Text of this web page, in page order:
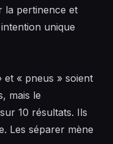
la pertinence et
unique
et « pneus » soient
mais le
10 résultats. Ils
Les séparer mène